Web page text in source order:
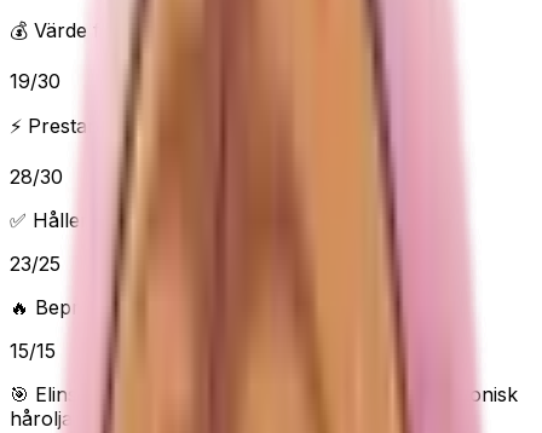
💰 Värde för pengarna
19/30
⚡ Prestanda & funktioner
28/30
✅ Håller vad det lovar
23/25
🔥 Beprövad/populär
15/15
🎯 Elins poäng:
Premiumvalet - ikonisk
hårolja för glans och mjukhet